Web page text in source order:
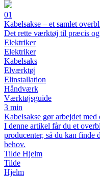
01
Kabelsakse – et samlet
Det rette værktøj til præcis
Elektriker
Elektriker
Kabelsaks
Elværktøj
Elinstallation
Håndværk
Værktøjsguide
3 min
Kabelsakse gør arbejdet
I denne artikel får du et
producenter, så du kan finde
behov.
Tilde Hjelm
Tilde
Hjelm